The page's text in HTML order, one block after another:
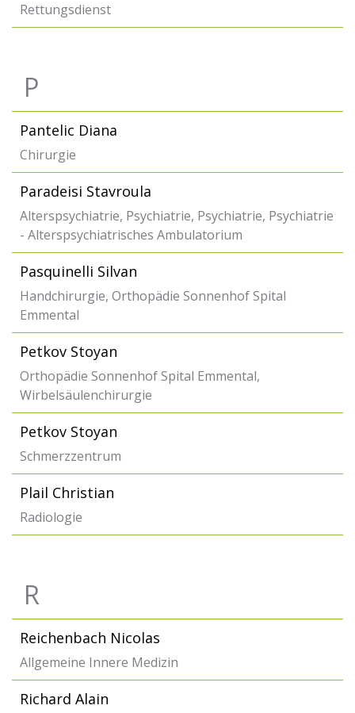
Rettungsdienst
P
Pantelic Diana
Chirurgie
Paradeisi Stavroula
Alterspsychiatrie, Psychiatrie, Psychiatrie, Psychiatrie
- Alterspsychiatrisches Ambulatorium
Pasquinelli Silvan
Handchirurgie, Orthopädie Sonnenhof Spital
Emmental
Petkov Stoyan
Orthopädie Sonnenhof Spital Emmental,
Wirbelsäulenchirurgie
Petkov Stoyan
Schmerzzentrum
Plail Christian
Radiologie
R
Reichenbach Nicolas
Allgemeine Innere Medizin
Richard Alain